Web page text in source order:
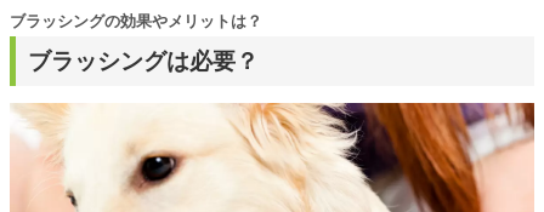
ブラッシングは必要？
ブラッシングの効果やメリットは？